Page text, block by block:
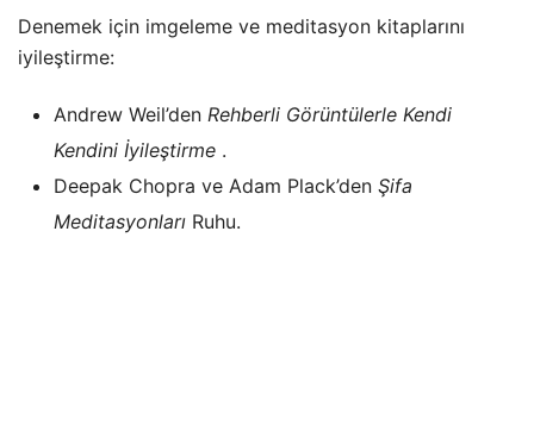
Denemek için imgeleme ve meditasyon kitaplarını
iyileştirme:
Andrew Weil’den Rehberli Görüntülerle Kendi
Kendini İyileştirme .
Deepak Chopra ve Adam Plack’den Şifa
Meditasyonları Ruhu.